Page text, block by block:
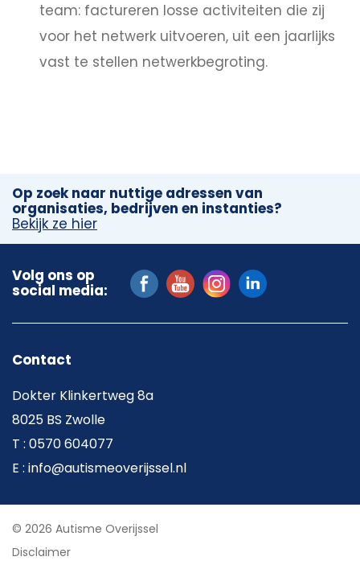
team: factureren losse activiteiten die zij
voor het netwerk uitvoeren, uit een jaarlijks
vast te stellen netwerkbegroting.
Op zoek naar nuttige adressen van
organisaties, bedrijven en instanties?
Bekijk ze hier
Volg ons op
social media:
Contact
Dokter Klinkertweg 8a
8025 BS Zwolle
T : 0570 604077
E : info@autismeoverijssel.nl
© 2026 Autisme Overijssel
Disclaimer